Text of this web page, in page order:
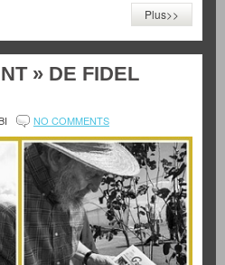
Plus>>
» DE FIDEL
NO COMMENTS